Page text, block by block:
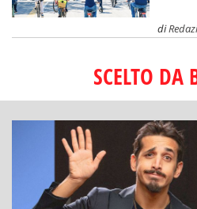
di
SCELTO DA